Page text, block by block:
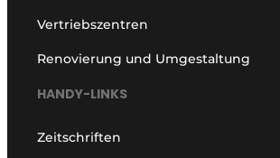
Vertriebszentren
Renovierung und Umgestaltung
HANDY-LINKS
Zeitschriften